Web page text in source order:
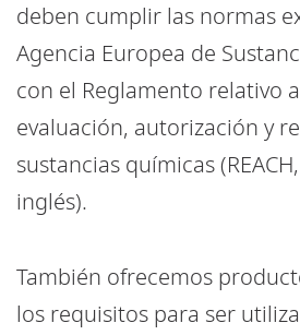
deben cumplir las normas
Agencia Europea de
con el Reglamento relativo
evaluación, autorización y
sustancias químicas
inglés).
También ofrecemos
los requisitos para ser